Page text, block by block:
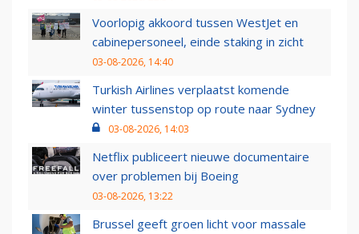
Voorlopig akkoord tussen WestJet en
cabinepersoneel, einde staking in zicht
03-08-2026, 14:40
Turkish Airlines verplaatst komende
winter tussenstop op route naar Sydney
03-08-2026, 14:03
Netflix publiceert nieuwe documentaire
over problemen bij Boeing
03-08-2026, 13:22
Brussel geeft groen licht voor massale